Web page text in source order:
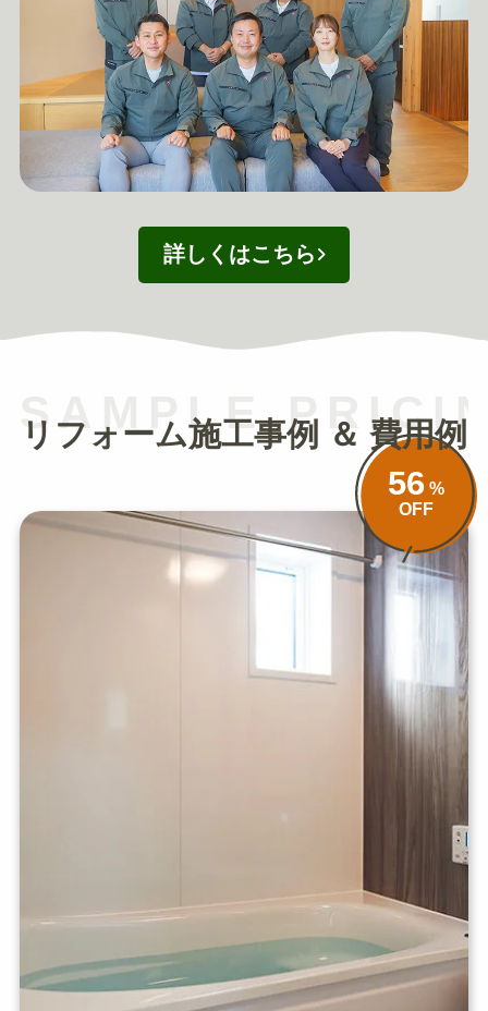
詳しくはこちら
リフォーム施工事例 ＆ 費用例
SAMPLE
56 %
OFF